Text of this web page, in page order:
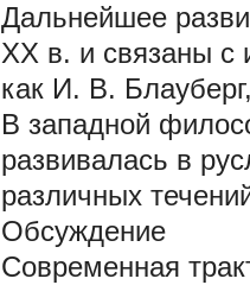
Дальнейшее
ХХ в. и связаны с
как И. В.
В западной
развивалась в
различных
Обсуждение
Современная